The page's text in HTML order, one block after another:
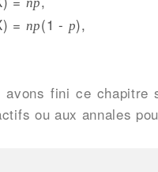
= np(1 - p),
avons fini ce chapitre
ou aux annales